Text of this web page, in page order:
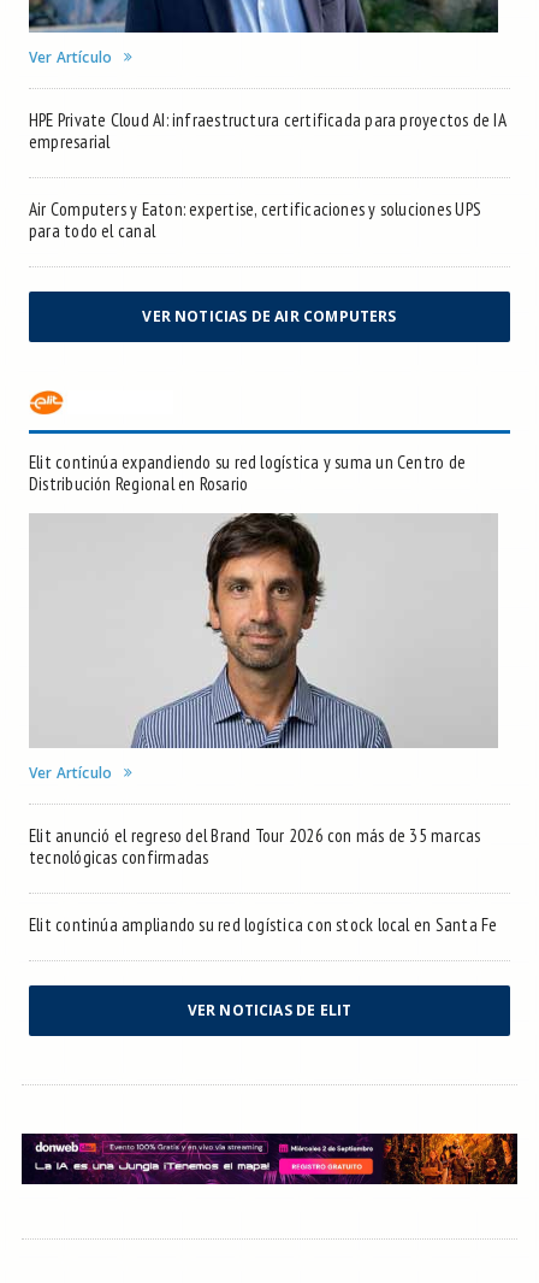
Ver Artículo
HPE Private Cloud AI: infraestructura certificada para proyectos de IA
empresarial
Air Computers y Eaton: expertise, certificaciones y soluciones UPS
para todo el canal
VER NOTICIAS DE AIR COMPUTERS
Elit continúa expandiendo su red logística y suma un Centro de
Distribución Regional en Rosario
Ver Artículo
Elit anunció el regreso del Brand Tour 2026 con más de 35 marcas
tecnológicas confirmadas
Elit continúa ampliando su red logística con stock local en Santa Fe
VER NOTICIAS DE ELIT